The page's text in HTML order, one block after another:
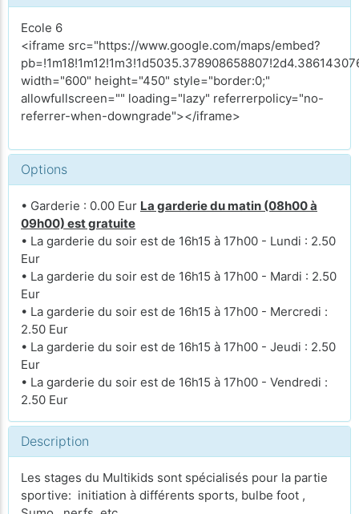
Ecole 6
<iframe src="https://www.google.com/maps/embed?
width="600" height="450" style="border:0;"
allowfullscreen="" loading="lazy" referrerpolicy="no-
referrer-when-downgrade"></iframe>
Options
• Garderie : 0.00 Eur La garderie du matin (08h00 à
09h00) est gratuite
• La garderie du soir est de 16h15 à 17h00 - Lundi : 2.50
Eur
• La garderie du soir est de 16h15 à 17h00 - Mardi : 2.50
Eur
• La garderie du soir est de 16h15 à 17h00 - Mercredi :
2.50 Eur
• La garderie du soir est de 16h15 à 17h00 - Jeudi : 2.50
Eur
• La garderie du soir est de 16h15 à 17h00 - Vendredi :
2.50 Eur
Description
Les stages du Multikids sont spécialisés pour la partie
sportive: initiation à différents sports, bulbe foot ,